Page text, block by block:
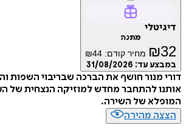
דיגיטלי
מתנה
₪32 מחיר קודם: ₪44
במבצע עד: 31/08/2026
דורי מנור חושף את הברכה שבריבוי השפות
אותנו להתחבר מחדש למוזיקה הנצחית של
המופלא של השירה.
הצצה מהירה